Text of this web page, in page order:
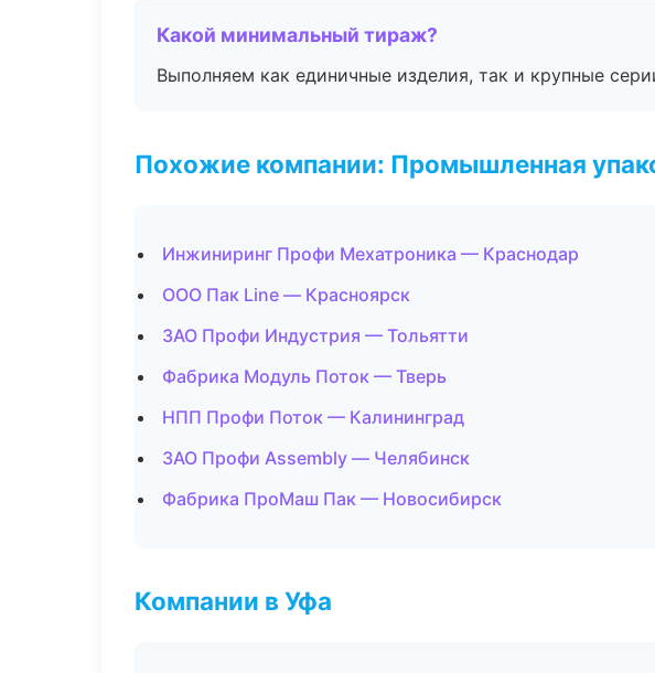
Какой минимальный тираж?
Выполняем как единичные изделия, так и крупные
Похожие компании: Промышленная
Инжиниринг Профи Мехатроника — Краснодар
ООО Пак Line — Красноярск
ЗАО Профи Индустрия — Тольятти
Фабрика Модуль Поток — Тверь
НПП Профи Поток — Калининград
ЗАО Профи Assembly — Челябинск
Фабрика ПроМаш Пак — Новосибирск
Компании в Уфа